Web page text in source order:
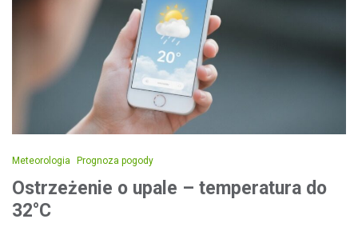
Meteorologia Prognoza pogody
Ostrzeżenie o upale – temperatura do
32°C